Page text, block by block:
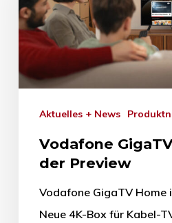
Aktuelles + News
Vodafone
der Preview
Vodafone GigaTV Home
Neue 4K-Box für Kabel-